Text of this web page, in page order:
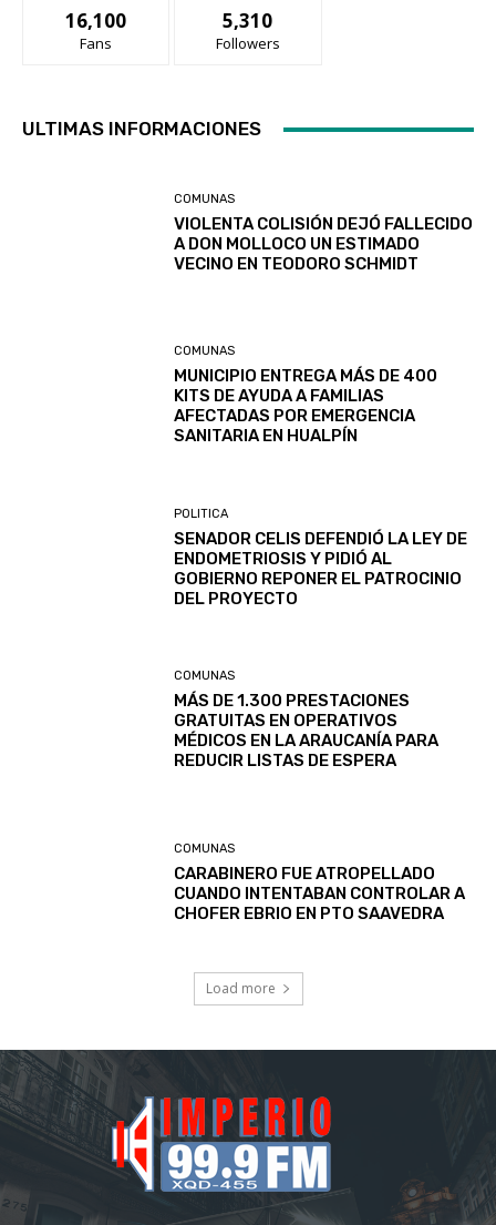
16,100
Fans
5,310
Followers
ULTIMAS INFORMACIONES
COMUNAS
VIOLENTA COLISIÓN DEJÓ FALLECIDO
A DON MOLLOCO UN ESTIMADO
VECINO EN TEODORO SCHMIDT
COMUNAS
MUNICIPIO ENTREGA MÁS DE 400
KITS DE AYUDA A FAMILIAS
AFECTADAS POR EMERGENCIA
SANITARIA EN HUALPÍN
POLITICA
SENADOR CELIS DEFENDIÓ LA LEY DE
ENDOMETRIOSIS Y PIDIÓ AL
GOBIERNO REPONER EL PATROCINIO
DEL PROYECTO
COMUNAS
MÁS DE 1.300 PRESTACIONES
GRATUITAS EN OPERATIVOS
MÉDICOS EN LA ARAUCANÍA PARA
REDUCIR LISTAS DE ESPERA
COMUNAS
CARABINERO FUE ATROPELLADO
CUANDO INTENTABAN CONTROLAR A
CHOFER EBRIO EN PTO SAAVEDRA
Load more